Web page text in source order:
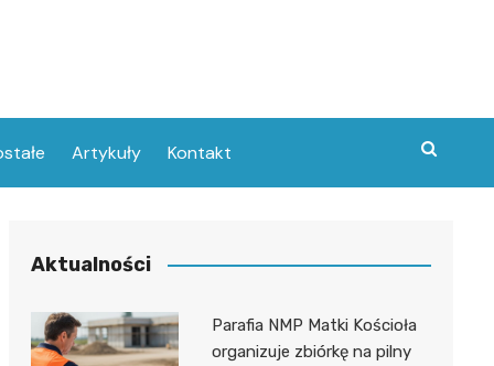
Artykuły Kontakt
Aktualności
Parafia NMP Matki Kościoła
organizuje zbiórkę na pilny